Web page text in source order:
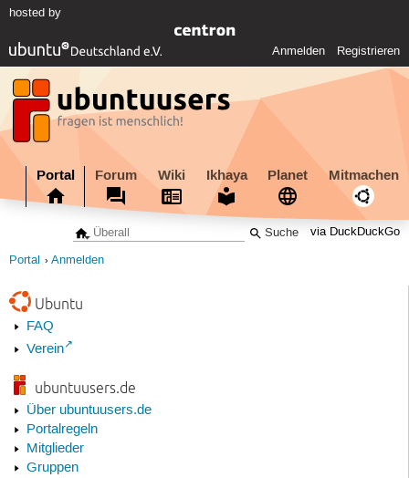
hosted by
Anmelden Registrieren
Portal Forum Wiki Ikhaya Planet Mitmachen
via DuckDuckGo
Portal Anmelden
Ubuntu
FAQ
Verein
ubuntuusers.de
Über ubuntuusers.de
Portalregeln
Mitglieder
Gruppen